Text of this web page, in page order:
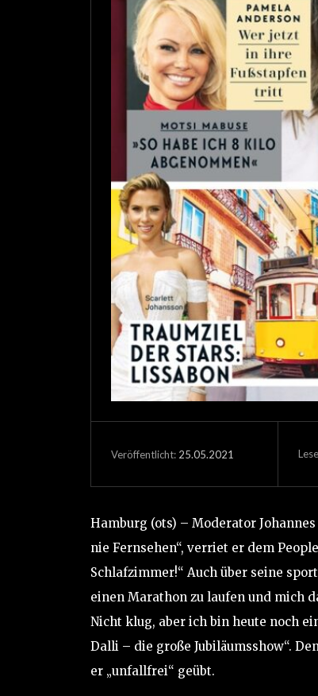
Veröffentlicht: 25.05.2021
Hamburg (ots) – Moderator
nie Fernsehen“, verriet er dem
Schlafzimmer!“ Auch über seine
einen Marathon zu laufen und mich
Nicht klug, aber ich bin heute noch
Dalli – die große Jubiläumsshow“.
er „unfallfrei“ geübt.